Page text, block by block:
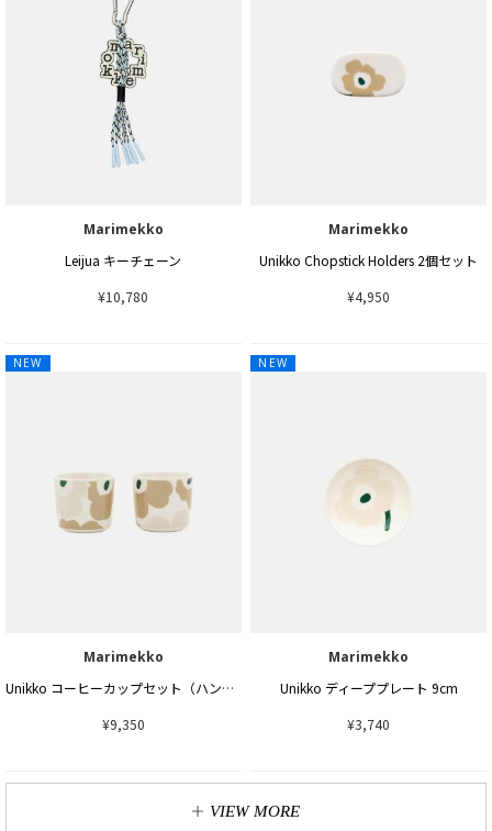
Marimekko
Leijua キーチェーン
¥10,780
Marimekko
Unikko Chopstick Holders 2個セット
¥4,950
NEW
Marimekko
Unikko コーヒーカップセット（ハンドルなし）200ml
¥9,350
NEW
Marimekko
Unikko ディーププレート 9cm
¥3,740
VIEW MORE